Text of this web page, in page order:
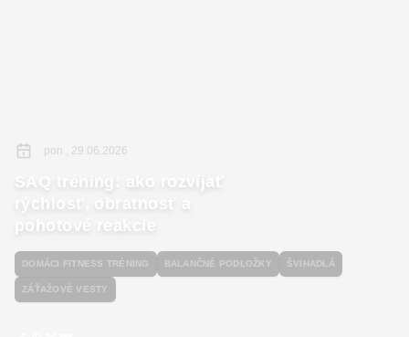
pon., 29.06.2026
SAQ tréning: ako rozvíjať
rýchlosť, obratnosť a
pohotové reakcie
DOMÁCI FITNESS TRÉNING BALANČNÉ PODLOŽKY ŠVIHADLÁ
ZÁŤAŽOVÉ VESTY